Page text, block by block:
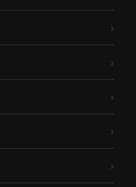
›
›
›
›
›